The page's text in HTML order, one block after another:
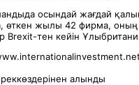
осындай жағдай
өткен жылы 42 фирма,
Brexit-тен кейін
алынды